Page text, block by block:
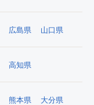
広島県 山口県
高知県
熊本県 大分県